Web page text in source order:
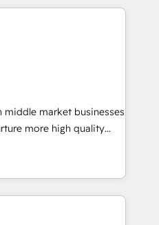
Europe – ready to
the full value of your
just implement a
with a partner who
and technology
middle market businesses
more high quality
marketing cloud,
to drive sales
expenditure.